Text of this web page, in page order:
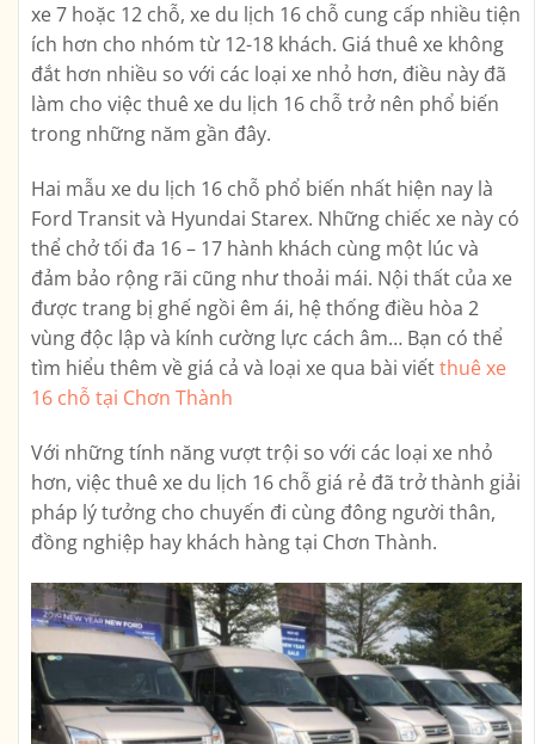
xe 7 hoặc 12 chỗ, xe du lịch 16 chỗ cung cấp nhiều tiện
ích hơn cho nhóm từ 12-18 khách. Giá thuê xe không
đắt hơn nhiều so với các loại xe nhỏ hơn, điều này đã
làm cho việc thuê xe du lịch 16 chỗ trở nên phổ biến
trong những năm gần đây.
Hai mẫu xe du lịch 16 chỗ phổ biến nhất hiện nay là
Ford Transit và Hyundai Starex. Những chiếc xe này có
thể chở tối đa 16 – 17 hành khách cùng một lúc và
đảm bảo rộng rãi cũng như thoải mái. Nội thất của xe
được trang bị ghế ngồi êm ái, hệ thống điều hòa 2
vùng độc lập và kính cường lực cách âm… Bạn có thể
tìm hiểu thêm về giá cả và loại xe qua bài viếtthuê xe
16 chỗ tại Chơn Thành
Với những tính năng vượt trội so với các loại xe nhỏ
hơn, việc thuê xe du lịch 16 chỗ giá rẻ đã trở thành giải
pháp lý tưởng cho chuyến đi cùng đông người thân,
đồng nghiệp hay khách hàng tại Chơn Thành.